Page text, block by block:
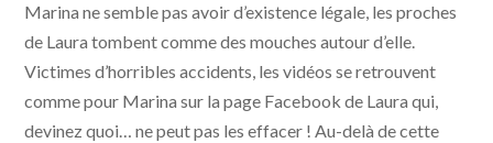
Marina ne semble pas avoir d’existence légale, les proches
de Laura tombent comme des mouches autour d’elle.
Victimes d’horribles accidents, les vidéos se retrouvent
comme pour Marina sur la page Facebook de Laura qui,
devinez quoi… ne peut pas les effacer ! Au-delà de cette